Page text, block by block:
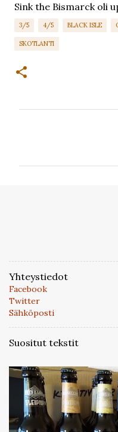
Sink the Bismarck oli
3/5 4/5 BLACK ISLE
SKOTLANTI
t
Yhteystiedot
Facebook
Twitter
Sähköposti
Suositut tekstit